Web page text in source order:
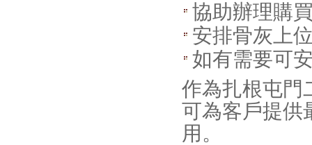
協助辦理購
安排骨灰上
如有需要可
作為扎根屯門
可為客戶提供
用。